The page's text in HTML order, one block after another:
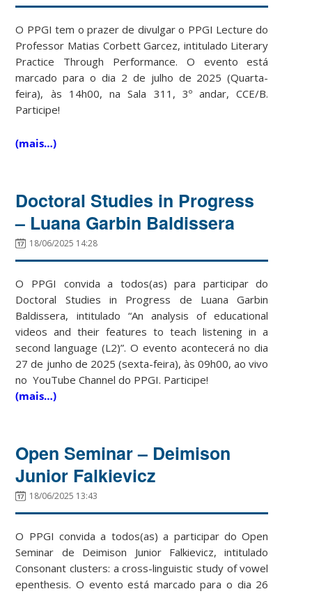
O PPGI tem o prazer de divulgar o PPGI Lecture do
Professor Matias Corbett Garcez, intitulado Literary
Practice Through Performance. O evento está
marcado para o dia 2 de julho de 2025 (Quarta-
feira), às 14h00, na Sala 311, 3º andar, CCE/B.
Participe!
(mais…)
Doctoral Studies in Progress
– Luana Garbin Baldissera
18/06/2025 14:28
O PPGI convida a todos(as) para participar do
Doctoral Studies in Progress de Luana Garbin
Baldissera, intitulado “An analysis of educational
videos and their features to teach listening in a
second language (L2)”. O evento acontecerá no dia
27 de junho de 2025 (sexta-feira), às 09h00, ao vivo
no YouTube Channel do PPGI. Participe!
(mais…)
Open Seminar – Deimison
Junior Falkievicz
18/06/2025 13:43
O PPGI convida a todos(as) a participar do Open
Seminar de Deimison Junior Falkievicz, intitulado
Consonant clusters: a cross-linguistic study of vowel
epenthesis. O evento está marcado para o dia 26